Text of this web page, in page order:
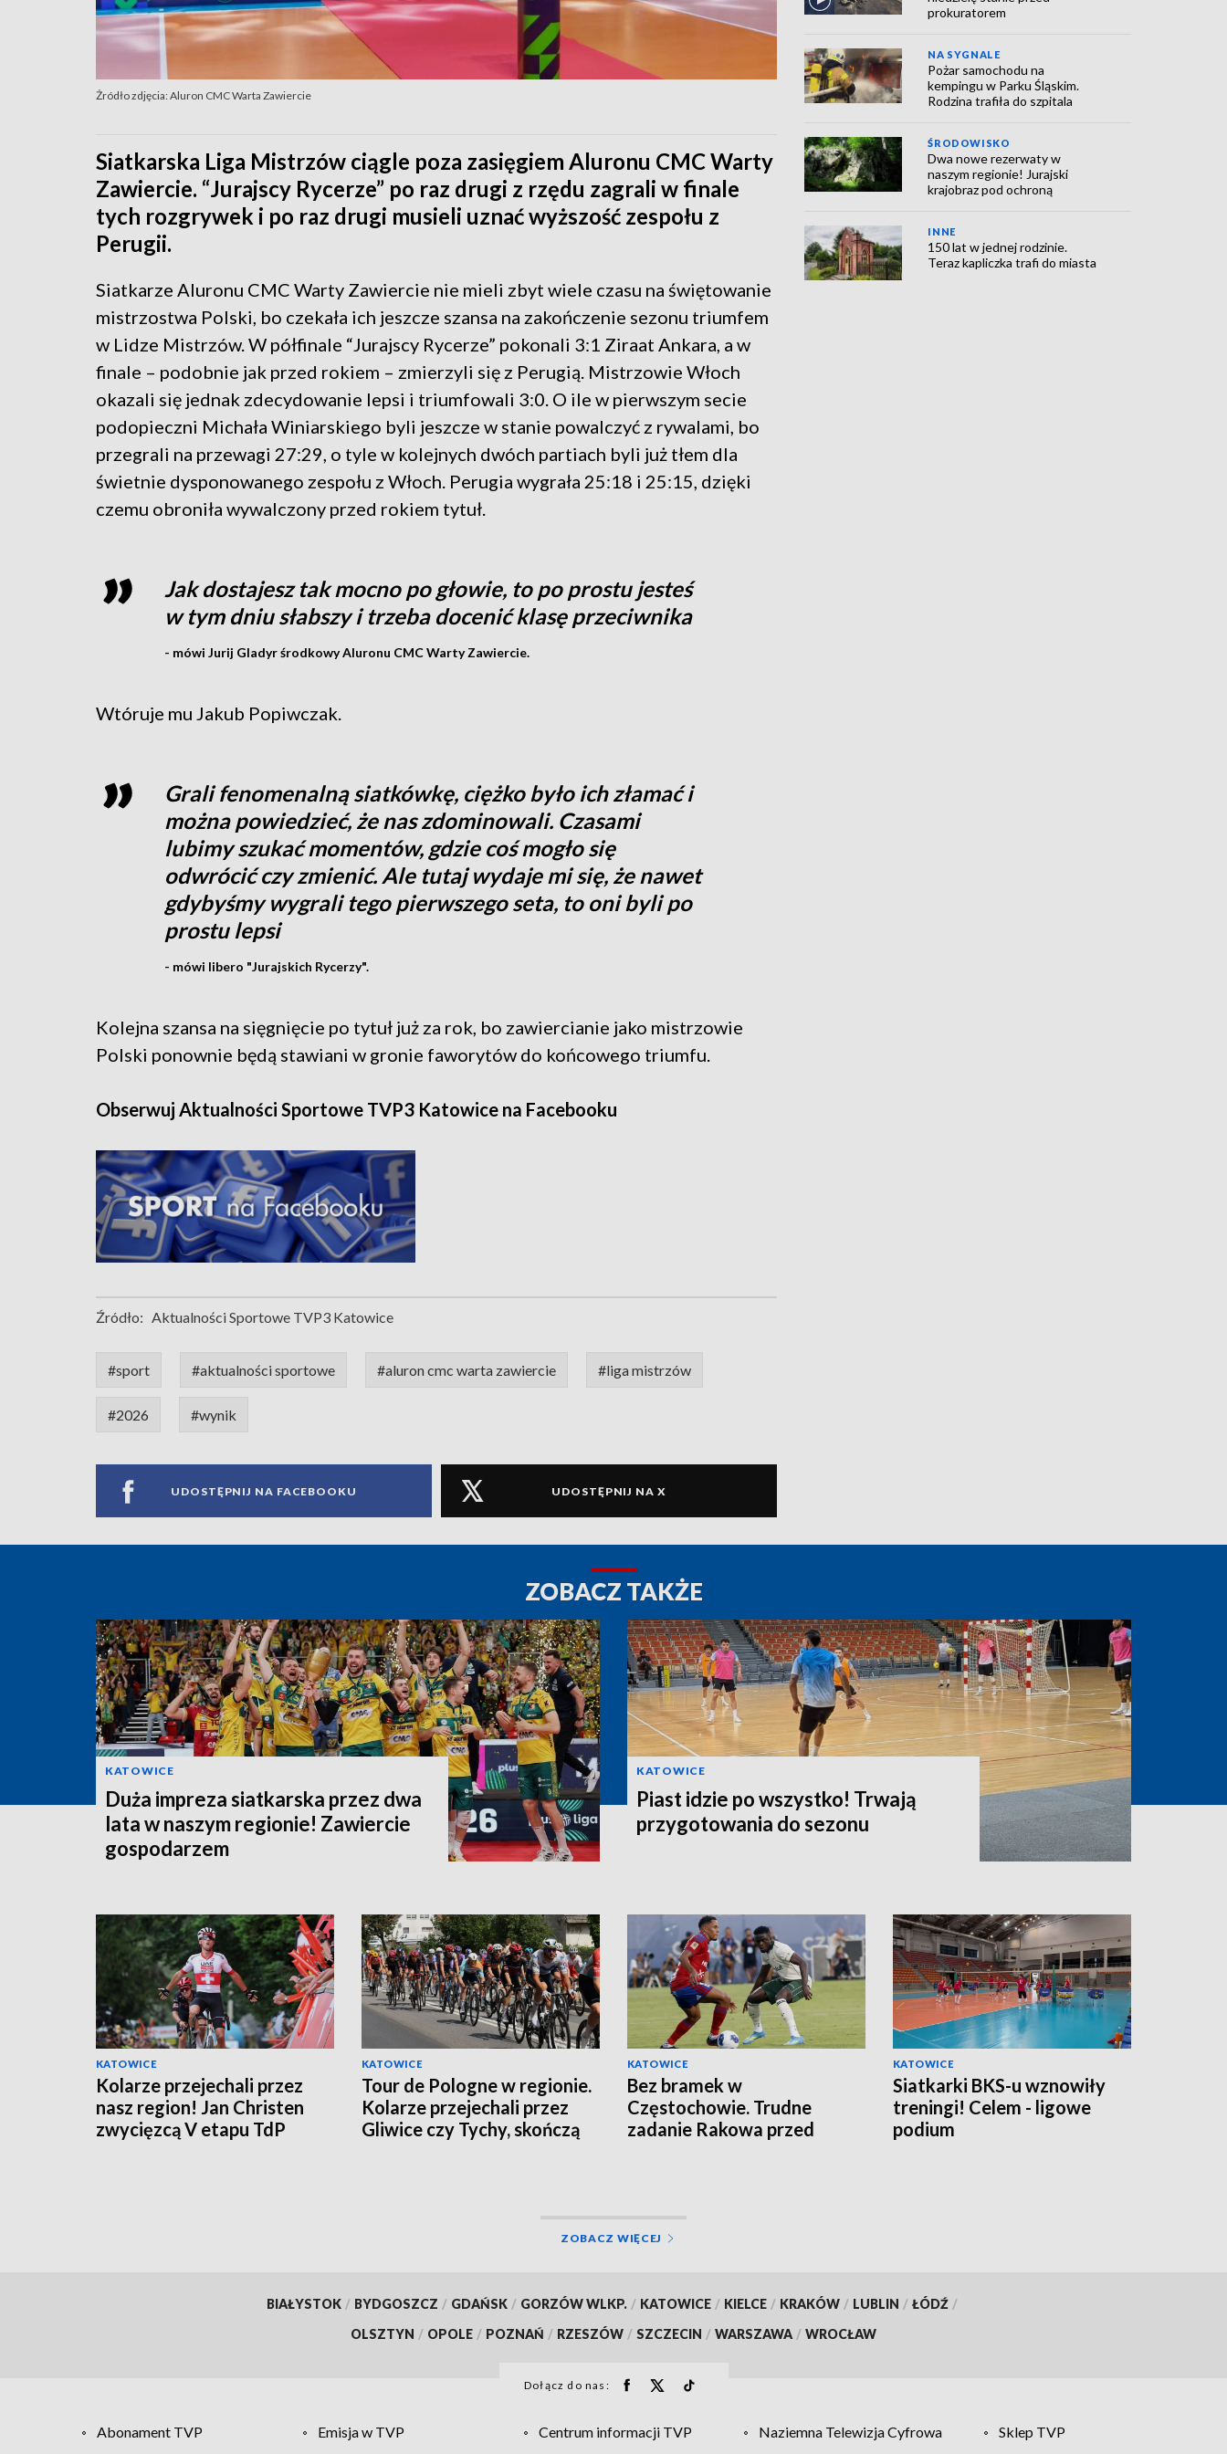
Żródło zdjęcia: Aluron CMC Warta Zawiercie
Siatkarska Liga Mistrzów ciągle poza zasięgiem Aluronu CMC Warty
Zawiercie. “Jurajscy Rycerze” po raz drugi z rzędu zagrali w finale
tych rozgrywek i po raz drugi musieli uznać wyższość zespołu z
Perugii.
Siatkarze Aluronu CMC Warty Zawiercie nie mieli zbyt wiele czasu na świętowanie
mistrzostwa Polski, bo czekała ich jeszcze szansa na zakończenie sezonu triumfem
w Lidze Mistrzów. W półfinale “Jurajscy Rycerze” pokonali 3:1 Ziraat Ankara, a w
finale – podobnie jak przed rokiem – zmierzyli się z Perugią. Mistrzowie Włoch
okazali się jednak zdecydowanie lepsi i triumfowali 3:0. O ile w pierwszym secie
podopieczni Michała Winiarskiego byli jeszcze w stanie powalczyć z rywalami, bo
przegrali na przewagi 27:29, o tyle w kolejnych dwóch partiach byli już tłem dla
świetnie dysponowanego zespołu z Włoch. Perugia wygrała 25:18 i 25:15, dzięki
czemu obroniła wywalczony przed rokiem tytuł.
Jak dostajesz tak mocno po głowie, to po prostu jesteś
w tym dniu słabszy i trzeba docenić klasę przeciwnika
- mówi Jurij Gladyr środkowy Aluronu CMC Warty Zawiercie.
Wtóruje mu Jakub Popiwczak.
Grali fenomenalną siatkówkę, ciężko było ich złamać i
można powiedzieć, że nas zdominowali. Czasami
lubimy szukać momentów, gdzie coś mogło się
odwrócić czy zmienić. Ale tutaj wydaje mi się, że nawet
gdybyśmy wygrali tego pierwszego seta, to oni byli po
prostu lepsi
- mówi libero "Jurajskich Rycerzy".
Kolejna szansa na sięgnięcie po tytuł już za rok, bo zawiercianie jako mistrzowie
Polski ponownie będą stawiani w gronie faworytów do końcowego triumfu.
Obserwuj Aktualności Sportowe TVP3 Katowice na Facebooku
Źródło: Aktualności Sportowe TVP3 Katowice
#sport #aktualności sportowe #aluron cmc warta zawiercie #liga mistrzów
#2026 #wynik
UDOSTĘPNIJ NA FACEBOOKU UDOSTĘPNIJ NA X
prokuratorem
NA SYGNALE
Pożar samochodu na
kempingu w Parku Śląskim.
Rodzina trafiła do szpitala
ŚRODOWISKO
Dwa nowe rezerwaty w
naszym regionie! Jurajski
krajobraz pod ochroną
INNE
150 lat w jednej rodzinie.
Teraz kapliczka trafi do miasta
ZOBACZ TAKŻE
KATOWICE
Duża impreza siatkarska przez dwa
lata w naszym regionie! Zawiercie
gospodarzem
KATOWICE
Piast idzie po wszystko! Trwają
przygotowania do sezonu
KATOWICE
Kolarze przejechali przez
nasz region! Jan Christen
zwycięzcą V etapu TdP
KATOWICE
Tour de Pologne w regionie.
Kolarze przejechali przez
Gliwice czy Tychy, skończą
KATOWICE
Bez bramek w
Częstochowie. Trudne
zadanie Rakowa przed
KATOWICE
Siatkarki BKS-u wznowiły
treningi! Celem - ligowe
podium
ZOBACZ WIĘCEJ
BIAŁYSTOK / BYDGOSZCZ / GDAŃSK / GORZÓW WLKP. / KATOWICE / KIELCE / KRAKÓW / LUBLIN / ŁÓDŹ /
OLSZTYN / OPOLE / POZNAŃ / RZESZÓW / SZCZECIN / WARSZAWA / WROCŁAW
Dołącz do nas:
Abonament TVP Emisja w TVP Centrum informacji TVP Naziemna Telewizja Cyfrowa
Sklep TVP